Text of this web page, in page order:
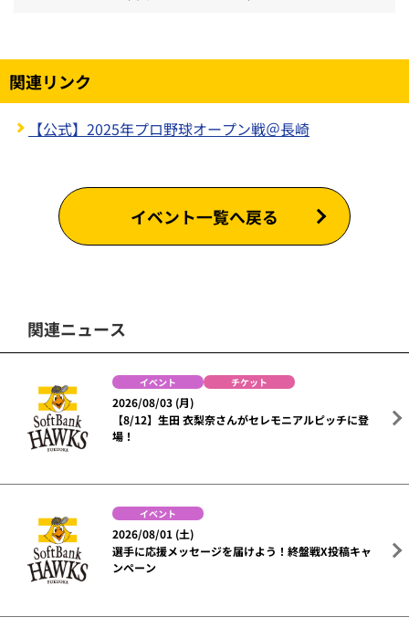
関連リンク
【公式】2025年プロ野球オープン戦＠長崎
イベント一覧へ戻る
関連ニュース
イベント チケット
2026/08/03 (月)
【8/12】生田 衣梨奈さんがセレモニアルピッチに登
場！
イベント
2026/08/01 (土)
選手に応援メッセージを届けよう！終盤戦X投稿キャ
ンペーン